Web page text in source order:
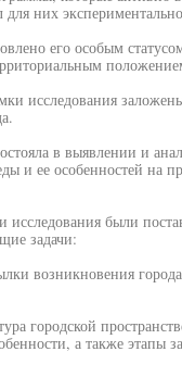
для них
его особым
исследования
в выявлении и
и ее особенностей на
исследования были
задачи:
возникновения
городской
а также этапы